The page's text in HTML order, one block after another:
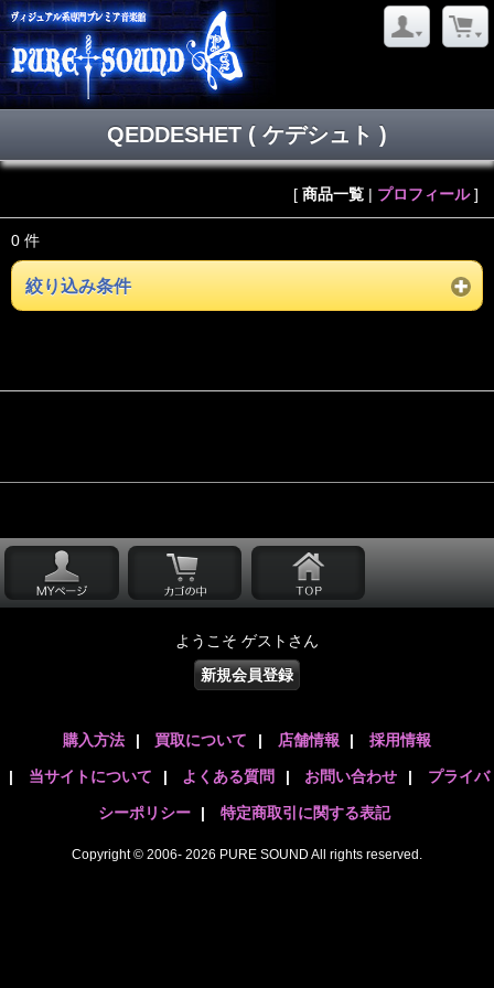
QEDDESHET ( ケデシュト )
[ 商品一覧 | プロフィール]
0 件
絞り込み条件
ようこそ ゲストさん
新規会員登録
購入方法 | 買取について | 店舗情報 | 採用情報
| 当サイトについて | よくある質問 | お問い合わせ | プライバ
シーポリシー | 特定商取引に関する表記
Copyright © 2006- 2026 PURE SOUND All rights reserved.